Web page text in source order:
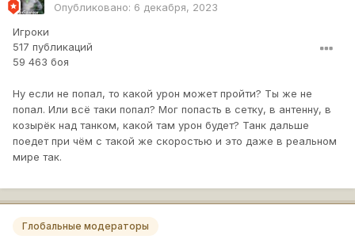
Опубликовано: 6 декабря, 2023
Игроки
517 публикаций
59 463 боя
Ну если не попал, то какой урон может пройти? Ты же не
попал. Или всё таки попал? Мог попасть в сетку, в антенну, в
козырёк над танком, какой там урон будет? Танк дальше
поедет при чём с такой же скоростью и это даже в реальном
мире так.
Глобальные модераторы